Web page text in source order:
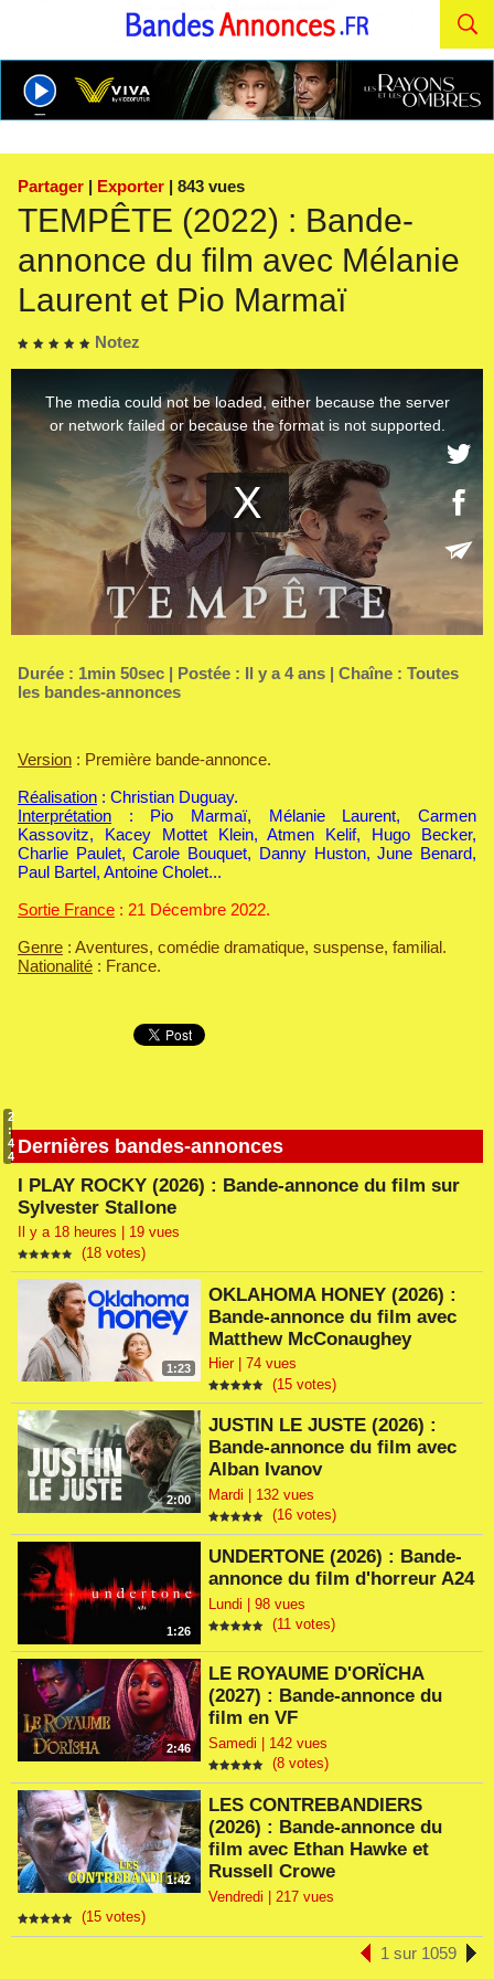
Partager | Exporter | 843 vues
TEMPÊTE (2022) : Bande-
annonce du film avec Mélanie
Laurent et Pio Marmaï
Notez
Dernières bandes-annonces
2
:
4
4
I PLAY ROCKY (2026) : Bande-annonce du film sur
Sylvester Stallone
Il y a 18 heures | 19 vues
(18 votes)
1:23
OKLAHOMA HONEY (2026) :
Bande-annonce du film avec
Matthew McConaughey
Hier | 74 vues
(15 votes)
2:00
JUSTIN LE JUSTE (2026) :
Bande-annonce du film avec
Alban Ivanov
Mardi | 132 vues
(16 votes)
1:26
UNDERTONE (2026) : Bande-
annonce du film d'horreur A24
Lundi | 98 vues
(11 votes)
2:46
LE ROYAUME D'ORÏCHA
(2027) : Bande-annonce du
film en VF
Samedi | 142 vues
(8 votes)
1:42
LES CONTREBANDIERS
(2026) : Bande-annonce du
film avec Ethan Hawke et
Russell Crowe
Vendredi | 217 vues
(15 votes)
1 sur 1059
Durée : 1min 50sec | Postée : Il y a 4 ans | Chaîne : Toutes
les bandes-annonces
Version : Première bande-annonce.
Réalisation : Christian Duguay.
Interprétation : Pio Marmaï, Mélanie Laurent, Carmen
Kassovitz, Kacey Mottet Klein, Atmen Kelif, Hugo Becker,
Charlie Paulet, Carole Bouquet, Danny Huston, June Benard,
Paul Bartel, Antoine Cholet...
Sortie France : 21 Décembre 2022.
Genre : Aventures, comédie dramatique, suspense, familial.
Nationalité : France.